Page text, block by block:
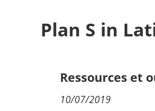
Accueil
Qui sommes nous ?
Plan S in
Ressources et
10/07/2019